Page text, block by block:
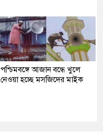
পশ্চিমবঙ্গে আজান বন্ধে খুলে
নেওয়া হচ্ছে মসজিদের মাইক